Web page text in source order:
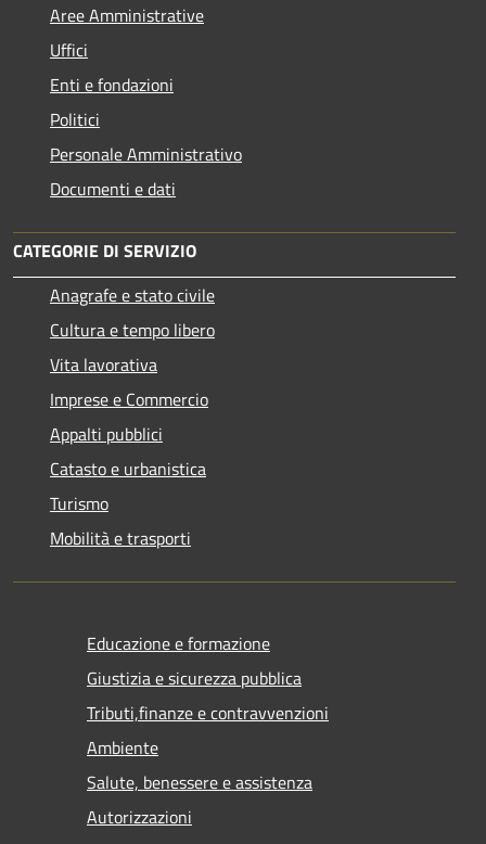
Aree Amministrative
Uffici
Enti e fondazioni
Politici
Personale Amministrativo
Documenti e dati
CATEGORIE DI SERVIZIO
Anagrafe e stato civile
Cultura e tempo libero
Vita lavorativa
Imprese e Commercio
Appalti pubblici
Catasto e urbanistica
Turismo
Mobilità e trasporti
Educazione e formazione
Giustizia e sicurezza pubblica
Tributi,finanze e contravvenzioni
Ambiente
Salute, benessere e assistenza
Autorizzazioni